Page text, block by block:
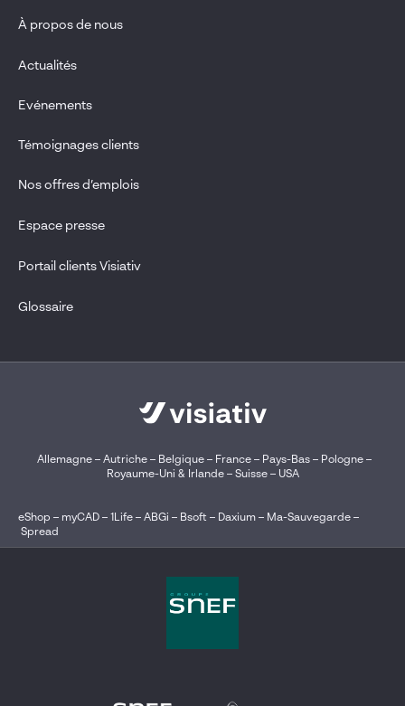
À propos de nous
Actualités
Evénements
Témoignages clients
Nos offres d’emplois
Espace presse
Portail clients Visiativ
Glossaire
Allemagne– Autriche– Belgique – France– Pays-Bas– Pologne–
Royaume-Uni & Irlande– Suisse– USA
eShop – myCAD – 1Life – ABGi – Bsoft – Daxium – Ma-Sauvegarde –
Spread